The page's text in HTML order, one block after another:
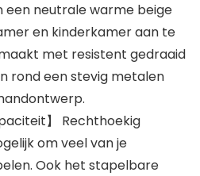
neutrale warme beige
en kinderkamer aan te
met resistent gedraaid
rond een stevig metalen
】 Rechthoekig
om veel van je
Ook het stapelbare